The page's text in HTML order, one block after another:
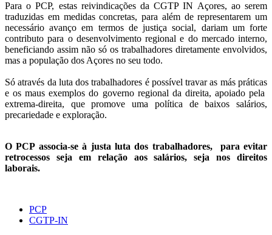
Para o PCP, estas reivindicações da CGTP IN Açores, ao serem
traduzidas em medidas concretas, para além de representarem um
necessário avanço em termos de justiça social, dariam um forte
contributo para o desenvolvimento regional e do mercado interno,
beneficiando assim não só os trabalhadores diretamente envolvidos,
mas a população dos Açores no seu todo.
Só através da luta dos trabalhadores é possível travar as más práticas
e os maus exemplos do governo regional da direita, apoiado pela
extrema-direita, que promove uma política de baixos salários,
precariedade e exploração.
O PCP associa-se à justa luta dos trabalhadores, para evitar
retrocessos seja em relação aos salários, seja nos direitos
laborais.
PCP
CGTP-IN